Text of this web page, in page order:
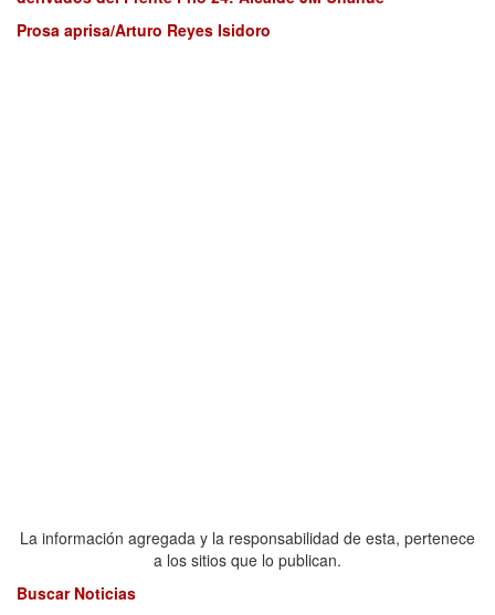
Prosa aprisa/Arturo Reyes Isidoro
La información agregada y la responsabilidad de esta, pertenece
a los sitios que lo publican.
Buscar Noticias